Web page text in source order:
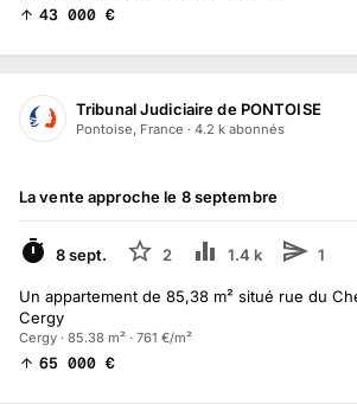
43 000 €
Tribunal Judiciaire de PONTOISE
Pontoise, France · 4.2 k abonnés
À VENIR
La vente approche le 8 septembre
8 sept. 2 1.4 k 1
Un appartement de 85,38 m² situé rue du
Cergy
Cergy · 85.38 m² · 761 €/m²
65 000 €